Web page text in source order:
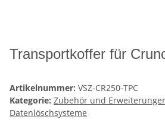
Transportkoffer für
Artikelnummer: VSZ-CR250-TPC
Kategorie: Zubehör und
Datenlöschsysteme